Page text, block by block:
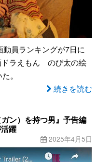
員ランキングが7日に
ドラえもん のび太の絵
。
続きを読む
ン）を持つ男』予告編
躍
2025年4月5日